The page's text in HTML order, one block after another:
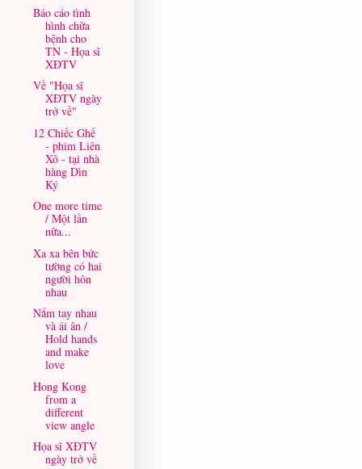
Báo cáo tình
hình chữa
bệnh cho
TN - Họa sĩ
XĐTV
Về "Họa sĩ
XĐTV ngày
trở về"
12 Chiếc Ghế
- phim Liên
Xô - tại nhà
hàng Dìn
Ký
One more time
/ Một lần
nữa...
Xa xa bên bức
tường có hai
người hôn
nhau
Nắm tay nhau
và ái ân /
Hold hands
and make
love
Hong Kong
from a
different
view angle
Họa sĩ XĐTV
ngày trở về